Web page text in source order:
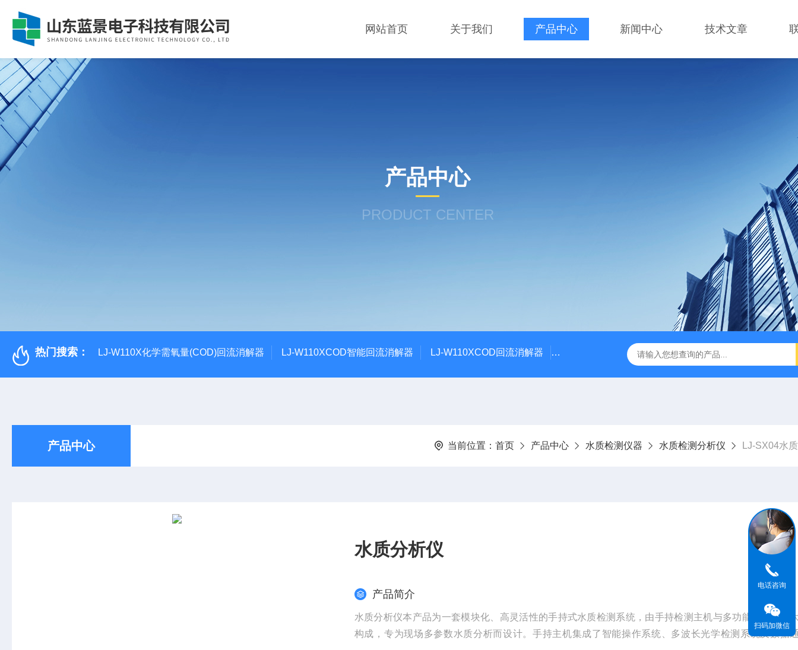
网站首页 关于我们 产品中心 新闻中心 技术文章
产品中心
PRODUCT CENTER
热门搜索： LJ-W110X化学需氧量(COD)回流消解器 LJ-W110XCOD智能回流消解器 LJ-W110XCOD回流消解器 LJ-W110X标准COD消解器 LJ-W110XCOD消解器
产品中心 当前位置： 首页 产品中心 水质检测仪器 水质检测分析仪 LJ-SX04水
水质分析仪
产品简介
水质分析仪本产品为一套模块化、高灵活性的手持式水质检测系统，由手持检测主机与多功能配件箱两
构成，专为现场多参数水质分析而设计。手持主机集成了智能操作系统、多波长光学检测系统及数据
电话咨询
扫码加微信